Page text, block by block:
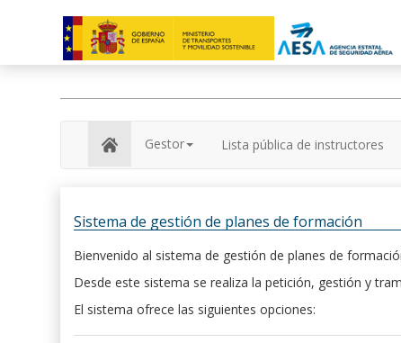
Gestor Lista pública de instructores
Sistema de gestión de planes de formación
Bienvenido al sistema de gestión de planes de
Desde este sistema se realiza la petición, gestión y
El sistema ofrece las siguientes opciones: